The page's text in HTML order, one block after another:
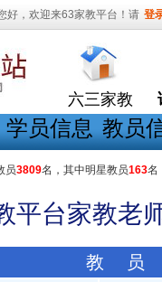
好，欢迎来63家教平台！请 登
六三家教
学员信息 教员
员3809名，其中明星教员163名
平台家教老
教 员